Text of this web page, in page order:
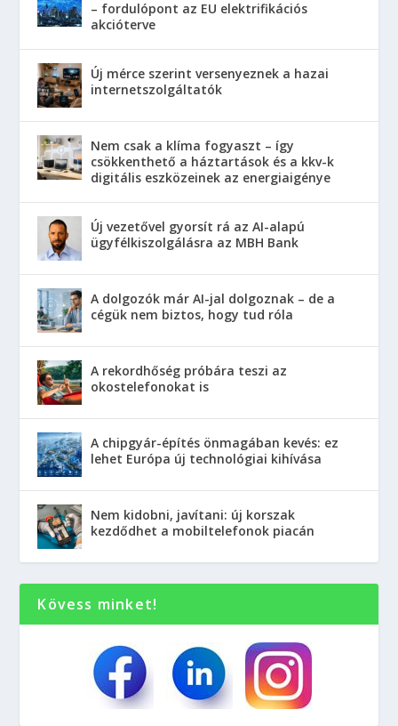
– fordulópont az EU elektrifikációs
akcióterve
Új mérce szerint versenyeznek a hazai
internetszolgáltatók
Nem csak a klíma fogyaszt – így
csökkenthető a háztartások és a kkv-k
digitális eszközeinek az energiaigénye
Új vezetővel gyorsít rá az AI-alapú
ügyfélkiszolgálásra az MBH Bank
A dolgozók már AI-jal dolgoznak – de a
cégük nem biztos, hogy tud róla
A rekordhőség próbára teszi az
okostelefonokat is
A chipgyár-építés önmagában kevés: ez
lehet Európa új technológiai kihívása
Nem kidobni, javítani: új korszak
kezdődhet a mobiltelefonok piacán
Kövess minket!